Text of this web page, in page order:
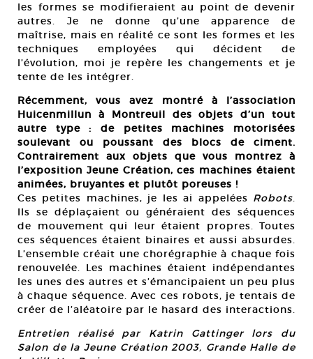
les formes se modifieraient au point de devenir
autres. Je ne donne qu’une apparence de
maîtrise, mais en réalité ce sont les formes et les
techniques employées qui décident de
l’évolution, moi je repère les changements et je
tente de les intégrer.
Récemment, vous avez montré à l’association
Huicenmillun à Montreuil des objets d’un tout
autre type : de petites machines motorisées
soulevant ou poussant des blocs de ciment.
Contrairement aux objets que vous montrez à
l’exposition Jeune Création, ces machines étaient
animées, bruyantes et plutôt poreuses !
Ces petites machines, je les ai appelées Robots.
Ils se déplaçaient ou généraient des séquences
de mouvement qui leur étaient propres. Toutes
ces séquences étaient binaires et aussi absurdes.
L’ensemble créait une chorégraphie à chaque fois
renouvelée. Les machines étaient indépendantes
les unes des autres et s’émancipaient un peu plus
à chaque séquence. Avec ces robots, je tentais de
créer de l’aléatoire par le hasard des interactions.
Entretien réalisé par Katrin Gattinger lors du
Salon de la Jeune Création 2003, Grande Halle de